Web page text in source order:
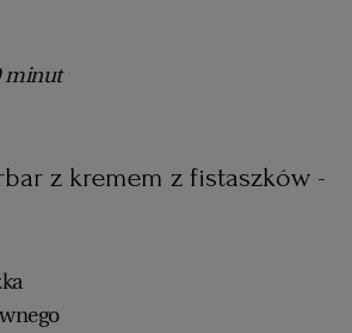
minut
z kremem z fistaszków -